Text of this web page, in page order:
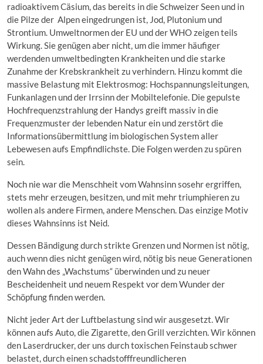
radioaktivem Cäsium, das bereits in die Schweizer Seen und in
die Pilze der Alpen eingedrungen ist, Jod, Plutonium und
Strontium. Umweltnormen der EU und der WHO zeigen teils
Wirkung. Sie genügen aber nicht, um die immer häufiger
werdenden umweltbedingten Krankheiten und die starke
Zunahme der Krebskrankheit zu verhindern. Hinzu kommt die
massive Belastung mit Elektrosmog: Hochspannungsleitungen,
Funkanlagen und der Irrsinn der Mobiltelefonie. Die gepulste
Hochfrequenzstrahlung der Handys greift massiv in die
Frequenzmuster der lebenden Natur ein und zerstört die
Informationsübermittlung im biologischen System aller
Lebewesen aufs Empfindlichste. Die Folgen werden zu spüren
sein.
Noch nie war die Menschheit vom Wahnsinn sosehr ergriffen,
stets mehr erzeugen, besitzen, und mit mehr triumphieren zu
wollen als andere Firmen, andere Menschen. Das einzige Motiv
dieses Wahnsinns ist Neid.
Dessen Bändigung durch strikte Grenzen und Normen ist nötig,
auch wenn dies nicht genügen wird, nötig bis neue Generationen
den Wahn des „Wachstums“ überwinden und zu neuer
Bescheidenheit und neuem Respekt vor dem Wunder der
Schöpfung finden werden.
Nicht jeder Art der Luftbelastung sind wir ausgesetzt. Wir
können aufs Auto, die Zigarette, den Grill verzichten. Wir können
den Laserdrucker, der uns durch toxischen Feinstaub schwer
belastet, durch einen schadstofffreundlicheren